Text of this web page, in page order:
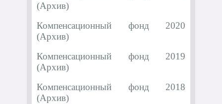
(Архив)
Компенсационный фонд 2020
(Архив)
Компенсационный фонд 2019
(Архив)
Компенсационный фонд 2018
(Архив)